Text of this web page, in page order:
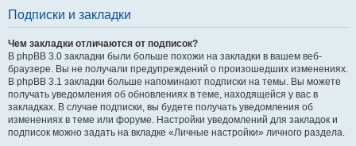
Подписки и закладки
Чем закладки отличаются от подписок?
В phpBB 3.0 закладки были больше похожи на закладки в вашем веб-
браузере. Вы не получали предупреждений о произошедших изменениях.
В phpBB 3.1 закладки больше напоминают подписки на темы. Вы можете
получать уведомления об обновлениях в теме, находящейся у вас в
закладках. В случае подписки, вы будете получать уведомления об
изменениях в теме или форуме. Настройки уведомлений для закладок и
подписок можно задать на вкладке «Личные настройки» личного раздела.